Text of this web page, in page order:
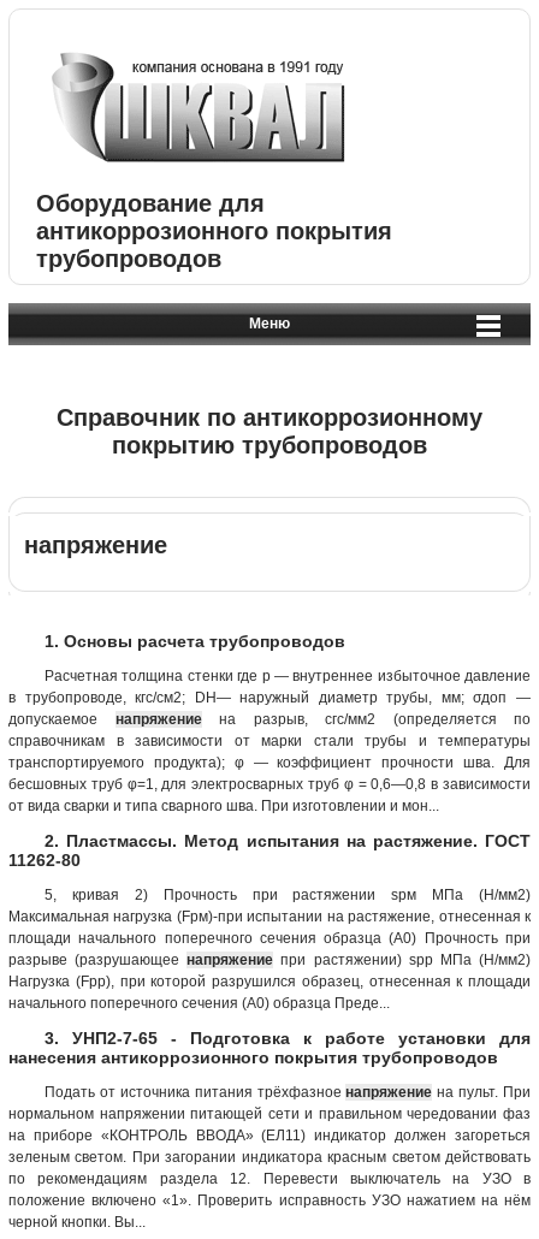
Оборудование для
антикоррозионного покрытия
трубопроводов
Меню
Справочник по антикоррозионному
покрытию трубопроводов
напряжение
1. Основы расчета трубопроводов
Расчетная толщина стенки где р — внутреннее избыточное давление
в трубопроводе, кгс/см2; DH— наружный диаметр трубы, мм; σдоп —
допускаемое напряжениена разрыв, сгс/мм2 (определяется по
справочникам в зависимости от марки стали трубы и температуры
транспортируемого продукта); φ — коэффициент прочности шва. Для
бесшовных труб φ=1, для электросварных труб φ = 0,6—0,8 в зависимости
от вида сварки и типа сварного шва. При изготовлении и мон...
2. Пластмассы. Метод испытания на растяжение. ГОСТ
11262-80
5, кривая 2) Прочность при растяжении sрм МПа (Н/мм2)
Максимальная нагрузка (Fрм)-при испытании на растяжение, отнесенная к
площади начального поперечного сечения образца (A0) Прочность при
разрыве (разрушающеенапряжение при растяжении) sрр МПа (Н/мм2)
Нагрузка (Fpр), при которой разрушился образец, отнесенная к площади
начального поперечного сечения (A0) образца Преде...
3. УНП2-7-65 - Подготовка к работе установки для
нанесения антикоррозионного покрытия трубопроводов
Подать от источника питания трёхфазноенапряжение на пульт. При
нормальном напряжении питающей сети и правильном чередовании фаз
на приборе «КОНТРОЛЬ ВВОДА» (ЕЛ11) индикатор должен загореться
зеленым светом. При загорании индикатора красным светом действовать
по рекомендациям раздела 12. Перевести выключатель на УЗО в
положение включено «1». Проверить исправность УЗО нажатием на нём
черной кнопки. Вы...